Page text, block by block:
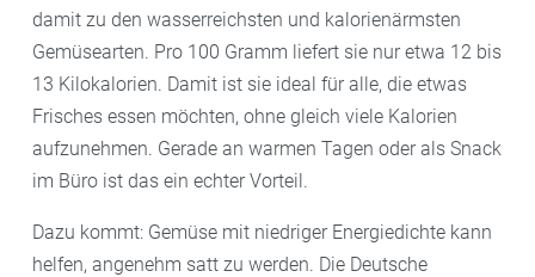
damit zu den wasserreichsten und kalorienärmsten
Gemüsearten. Pro 100 Gramm liefert sie nur etwa 12 bis
13 Kilokalorien. Damit ist sie ideal für alle, die etwas
Frisches essen möchten, ohne gleich viele Kalorien
aufzunehmen. Gerade an warmen Tagen oder als Snack
im Büro ist das ein echter Vorteil.
Dazu kommt: Gemüse mit niedriger Energiedichte kann
helfen, angenehm satt zu werden. Die Deutsche